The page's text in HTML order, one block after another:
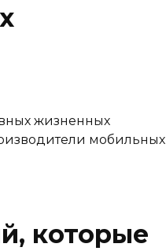
жизненных
мобильных
которые